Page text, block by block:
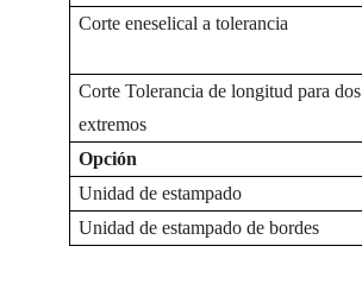
Corte eneselical a tolerancia
Corte Tolerancia de longitud para dos
extremos
Opción
Unidad de estampado
Unidad de estampado de bordes